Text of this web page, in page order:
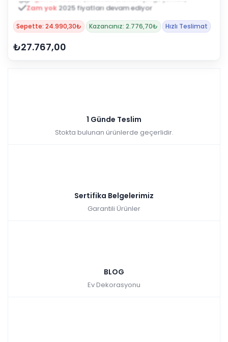
Zam yok 2025 fiyatları devam ediyor
Sepette: 24.990,30₺ Kazancınız: 2.776,70₺ Hızlı Teslimat
₺27.767,00
1 Günde Teslim
Stokta bulunan ürünlerde geçerlidir.
Sertifika Belgelerimiz
Garantili Ürünler
BLOG
Ev Dekorasyonu